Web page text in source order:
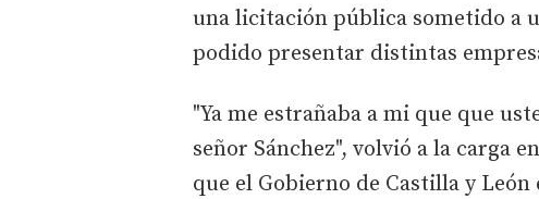
una licitación pública sometido a
podido presentar distintas
"Ya me estrañaba a mi que que
señor Sánchez", volvió a la carga
que el Gobierno de Castilla y